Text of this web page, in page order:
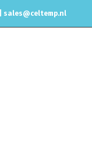
sales@celtemp.nl